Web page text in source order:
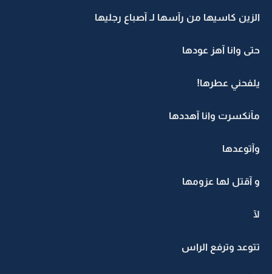
الزين كاسيها من رآسها لـ آصباع رجليها
حتى وانا آهز عودها
يلفحني عطرها!
مآنكسرت وانا آهددها
وآتوعدها
و آقتل لها عزومها
لآ
تتوعد وترفع الراس